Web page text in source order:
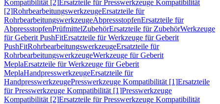
Kompatibilität [2]Ersatzteile für Presswerkzeuge Kompatibilität
[2]RohrbearbeitungswerkzeugeErsatzteile für
RohrbearbeitungswerkzeugeAbpressstopfenErsatzteile für
AbpressstopfenPrüfmittelZubehörErsatzteile für ZubehörWerkzeuge
für Geberit PushFitErsatzteile für Werkzeuge für Geberit
PushFitRohrbearbeitungswerkzeugeErsatzteile für
RohrbearbeitungswerkzeugeWerkzeuge für Geberit
MeplaErsatzteile für Werkzeuge für Geberit
MeplaHandpresswerkzeugeErsatzteile für
HandpresswerkzeugePresswerkzeuge Kompatibilität [1]Ersatzteile
für Presswerkzeuge Kompatibilität [1]Presswerkzeuge
Kompatibilität [2]Ersatzteile für Presswerkzeuge Kompatibilität